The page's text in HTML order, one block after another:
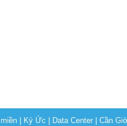
Ký Ức Data Center |Cần